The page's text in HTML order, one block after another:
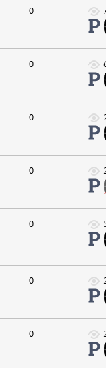
0
0
0
0
0
0
0